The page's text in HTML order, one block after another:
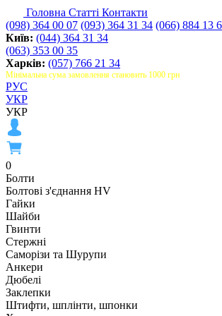
Головна Статті Контакти
(098) 364 00 07 (093) 364 31 34 (066) 884 13
Київ: (044) 364 31 34
(063) 353 00 35
Харків: (057) 766 21 34
Мінімальна сума замовлення становить 1000 грн
РУС
УКР
УКР
0
Болти
Болтові з'єднання HV
Гайки
Шайби
Гвинти
Стержні
Саморізи та Шурупи
Анкери
Дюбелі
Заклепки
Штифти, шплінти, шпонки